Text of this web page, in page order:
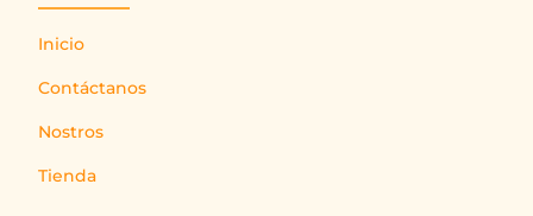
Inicio
Contáctanos
Nostros
Tienda